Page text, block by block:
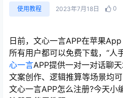
使用教程 2023年7月18日 0
日前，文心一言APP在苹果
所有用户都可以免费下载，“人
心一言APP提供一对一对话聊
文案创作、逻辑推算等场景均
文心一言APP怎么注册?今天小